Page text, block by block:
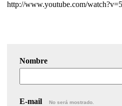
http://www.youtube.com/
Nombre
E-mail No será mostrado.